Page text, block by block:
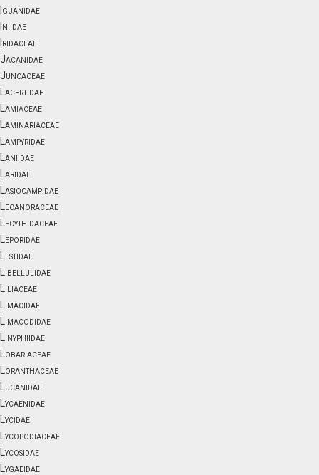
Iguanidae
Iniidae
Iridaceae
Jacanidae
Juncaceae
Lacertidae
Lamiaceae
Laminariaceae
Lampyridae
Laniidae
Laridae
Lasiocampidae
Lecanoraceae
Lecythidaceae
Leporidae
Lestidae
Libellulidae
Liliaceae
Limacidae
Limacodidae
Linyphiidae
Lobariaceae
Loranthaceae
Lucanidae
Lycaenidae
Lycidae
Lycopodiaceae
Lycosidae
Lygaeidae